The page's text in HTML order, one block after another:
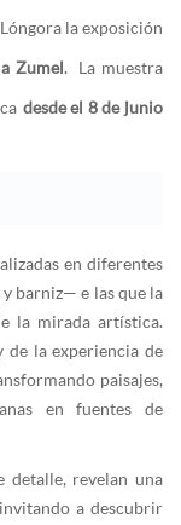
la exposición
Zumel. La muestra
desde el 8 de junio
en diferentes
barniz— e las que la
la mirada artística.
de la experiencia de
paisajes,
en fuentes de
detalle, revelan una
a descubrir